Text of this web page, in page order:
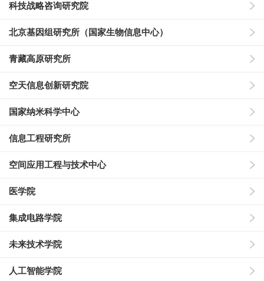
科技战略咨询研究院
北京基因组研究所（国家生物信息中心）
青藏高原研究所
空天信息创新研究院
国家纳米科学中心
信息工程研究所
空间应用工程与技术中心
医学院
集成电路学院
未来技术学院
人工智能学院